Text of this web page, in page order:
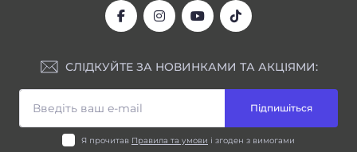
СЛІДКУЙТЕ ЗА НОВИНКАМИ ТА АКЦІЯМИ:
Підпишіться
Я прочитав Правила та умови і згоден з вимогами